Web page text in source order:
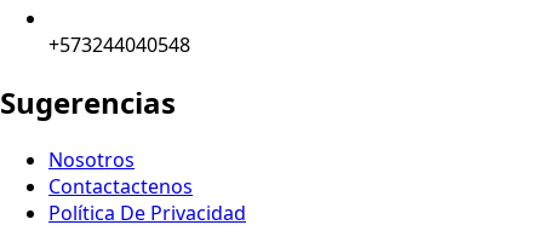
+573244040548
Sugerencias
Nosotros
Contactactenos
Política De Privacidad